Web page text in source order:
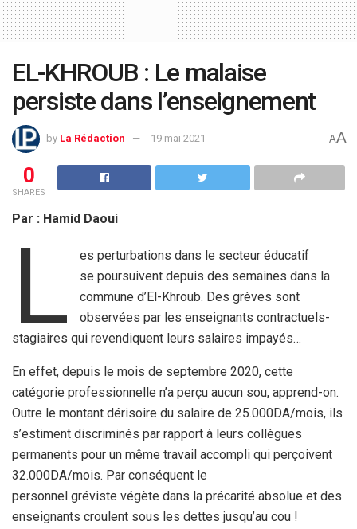
EL-KHROUB : Le malaise
persiste dans l’enseignement
by La Rédaction 19 mai 2021 AA
0
SHARES
Par : Hamid Daoui
L
es perturbations dans le secteur éducatif
se poursuivent depuis des semaines dans la
commune d’El-Khroub. Des grèves sont
observées par les enseignants contractuels-
stagiaires qui revendiquent leurs salaires impayés…
En effet, depuis le mois de septembre 2020, cette
catégorie professionnelle n’a perçu aucun sou, apprend-on.
Outre le montant dérisoire du salaire de 25.000DA/mois, ils
s’estiment discriminés par rapport à leurs collègues
permanents pour un même travail accompli qui perçoivent
32.000DA/mois. Par conséquent le
personnel gréviste végète dans la précarité absolue et des
enseignants croulent sous les dettes jusqu’au cou !